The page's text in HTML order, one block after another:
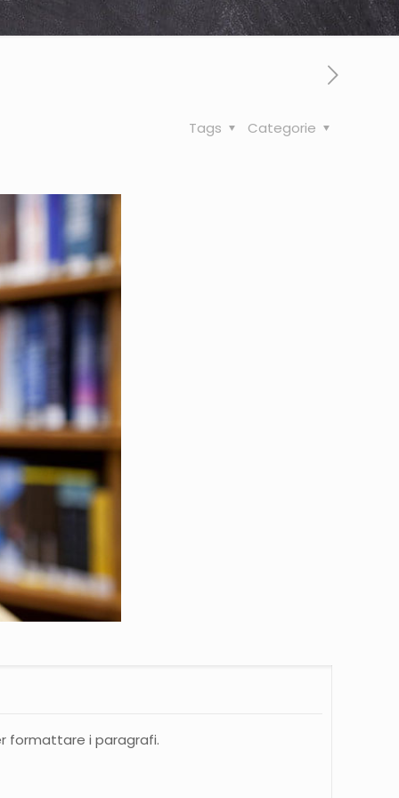
Categorie
Tags
formattare i paragrafi.